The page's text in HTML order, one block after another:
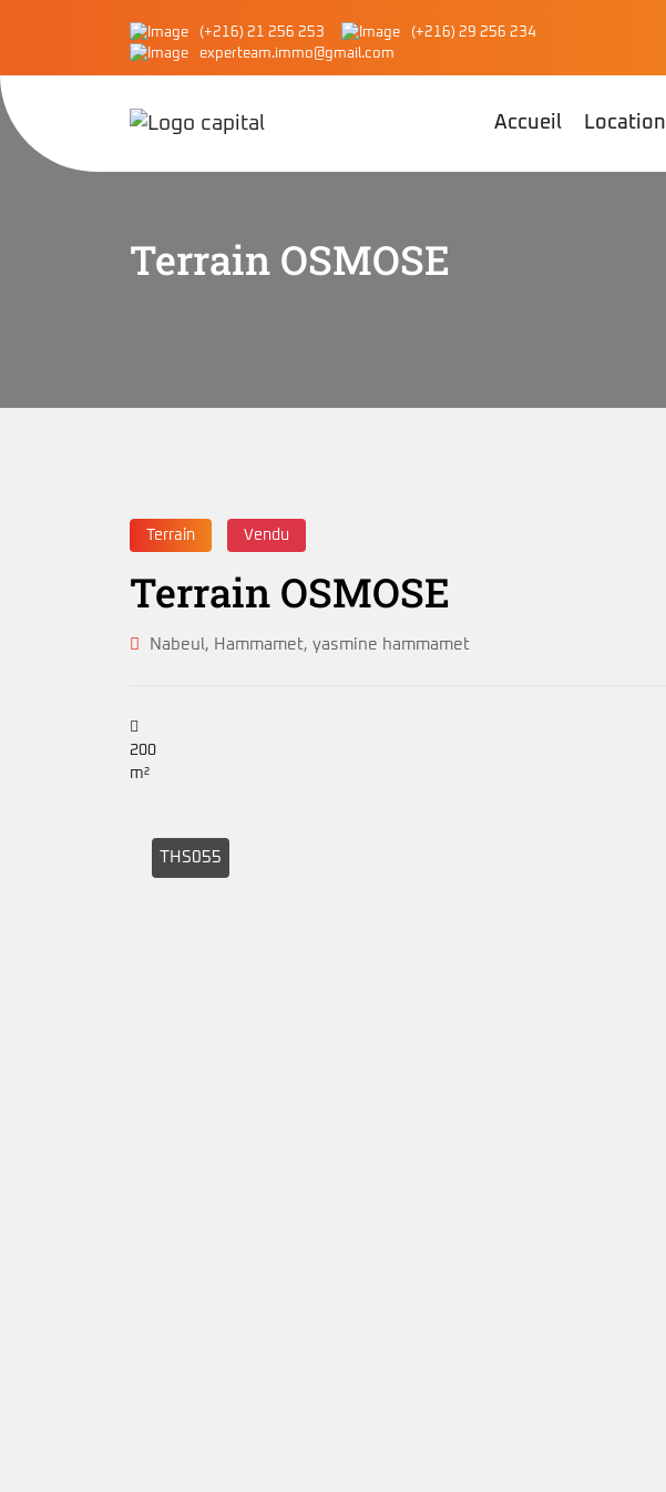
(+216) 21 256 253
(+216) 29 256 234
experteam.immo@gmail.com
Accueil Location
Terrain OSMOSE
Terrain Vendu
Terrain OSMOSE
Nabeul, Hammamet, yasmine hammamet
200
m²
THS055